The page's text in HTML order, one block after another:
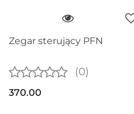
Zegar sterujący PFN
(0)
370.00